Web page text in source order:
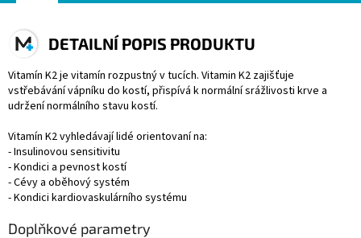
DETAILNÍ POPIS PRODUKTU
Vitamín K2 je vitamín rozpustný v tucích. Vitamin K2 zajišťuje
vstřebávání vápníku do kostí, přispívá k normální srážlivosti krve a
udržení normálního stavu kostí.
Vitamín K2 vyhledávají lidé orientovaní na:
- Insulinovou sensitivitu
- Kondici a pevnost kostí
- Cévy a oběhový systém
- Kondici kardiovaskulárního systému
Doplňkové parametry